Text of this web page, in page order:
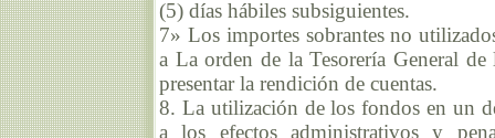
(5) días hábiles subsiguientes.
7» Los importes sobrantes no
a La orden de la Tesorería General
presentar la rendición de cuentas.
8. La utilización de los fondos en un
a los efectos administrativos y